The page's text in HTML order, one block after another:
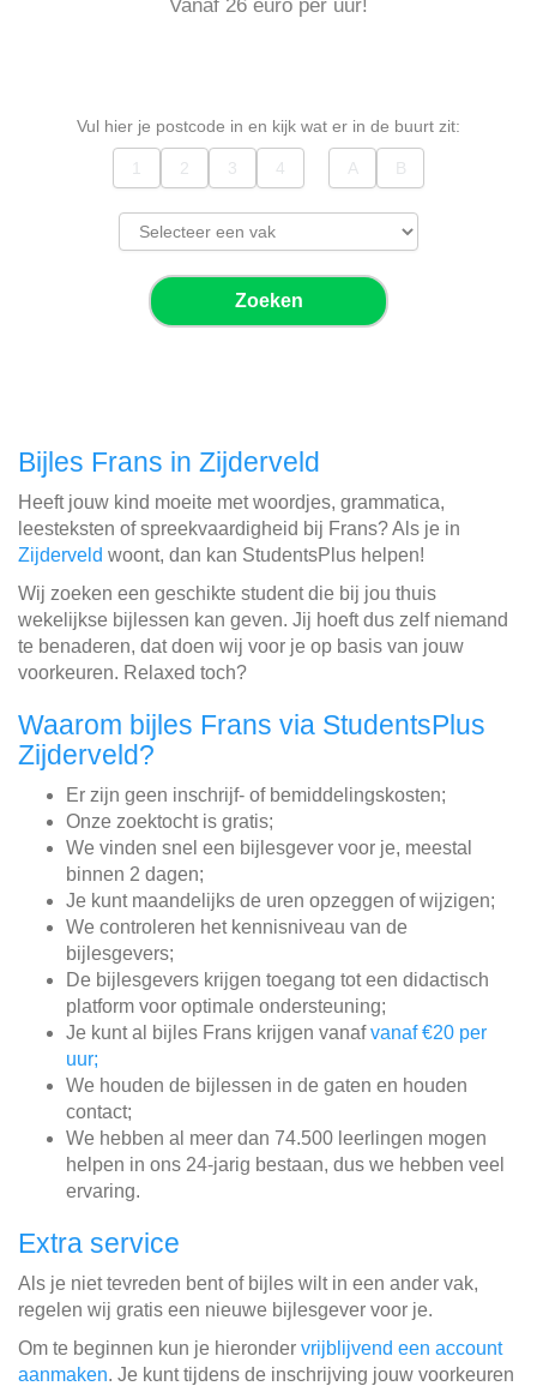
Vanaf 26 euro per uur!
Vul hier je postcode in en kijk wat er in de buurt zit:
Zoeken
Bijles Frans in Zijderveld
Heeft jouw kind moeite met woordjes, grammatica,
leesteksten of spreekvaardigheid bij Frans? Als je in
Zijderveld woont, dan kan StudentsPlus helpen!
Wij zoeken een geschikte student die bij jou thuis
wekelijkse bijlessen kan geven. Jij hoeft dus zelf niemand
te benaderen, dat doen wij voor je op basis van jouw
voorkeuren. Relaxed toch?
Waarom bijles Frans via StudentsPlus
Zijderveld?
Er zijn geen inschrijf- of bemiddelingskosten;
Onze zoektocht is gratis;
We vinden snel een bijlesgever voor je, meestal
binnen 2 dagen;
Je kunt maandelijks de uren opzeggen of wijzigen;
We controleren het kennisniveau van de
bijlesgevers;
De bijlesgevers krijgen toegang tot een didactisch
platform voor optimale ondersteuning;
Je kunt al bijles Frans krijgen vanafvanaf €20 per
uur;
We houden de bijlessen in de gaten en houden
contact;
We hebben al meer dan 74.500 leerlingen mogen
helpen in ons 24-jarig bestaan, dus we hebben veel
ervaring.
Extra service
Als je niet tevreden bent of bijles wilt in een ander vak,
regelen wij gratis een nieuwe bijlesgever voor je.
Om te beginnen kun je hieronder vrijblijvend een account
aanmaken. Je kunt tijdens de inschrijving jouw voorkeuren